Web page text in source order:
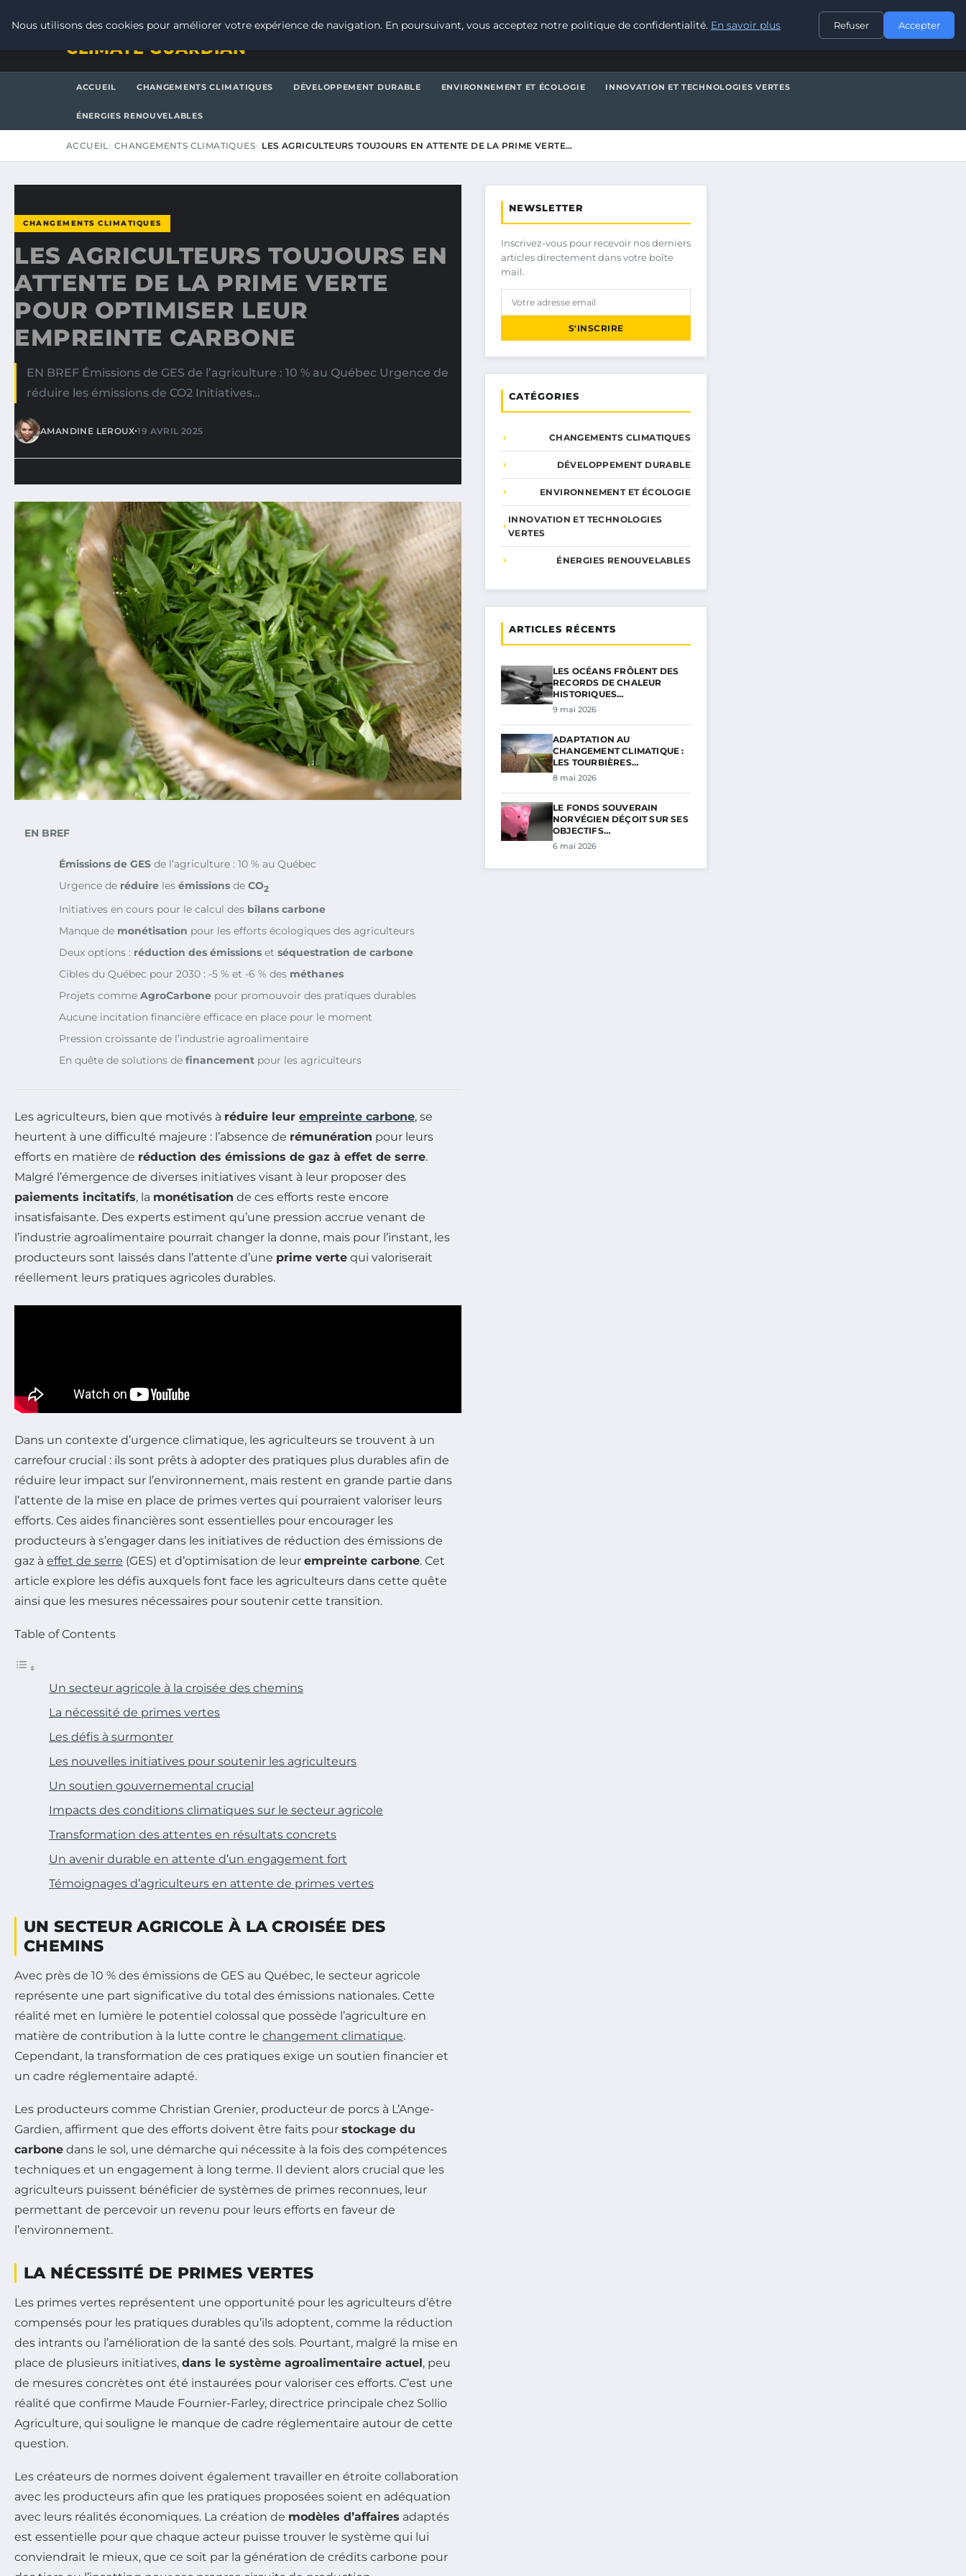
CONTACT
CLIMATE GUARDIAN
ACCUEIL CHANGEMENTS CLIMATIQUES DÉVELOPPEMENT DURABLE ENVIRONNEMENT ET ÉCOLOGIE INNOVATION ET TECHNOLOGIES VERTES
ÉNERGIES RENOUVELABLES
ACCUEIL CHANGEMENTS CLIMATIQUES LES AGRICULTEURS TOUJOURS EN ATTENTE DE LA PRIME VERTE…
CHANGEMENTS CLIMATIQUES
LES AGRICULTEURS TOUJOURS EN
ATTENTE DE LA PRIME VERTE
POUR OPTIMISER LEUR
EMPREINTE CARBONE
EN BREF Émissions de GES de l’agriculture : 10 % au Québec Urgence de
réduire les émissions de CO2 Initiatives…
AMANDINE LEROUX•19 AVRIL 2025
EN BREF
Émissions de GES de l’agriculture : 10 % au Québec
Urgence de réduire les émissions de CO2
Initiatives en cours pour le calcul des bilans carbone
Manque de monétisation pour les efforts écologiques des agriculteurs
Deux options : réduction des émissions et séquestration de carbone
Cibles du Québec pour 2030 : -5 % et -6 % des méthanes
Projets comme AgroCarbone pour promouvoir des pratiques durables
Aucune incitation financière efficace en place pour le moment
Pression croissante de l’industrie agroalimentaire
En quête de solutions de financement pour les agriculteurs
Les agriculteurs, bien que motivés à réduire leur empreinte carbone, se
heurtent à une difficulté majeure : l’absence de rémunération pour leurs
efforts en matière de réduction des émissions de gaz à effet de serre.
Malgré l’émergence de diverses initiatives visant à leur proposer des
paiements incitatifs, la monétisation de ces efforts reste encore
insatisfaisante. Des experts estiment qu’une pression accrue venant de
l’industrie agroalimentaire pourrait changer la donne, mais pour l’instant, les
producteurs sont laissés dans l’attente d’une prime verte qui valoriserait
réellement leurs pratiques agricoles durables.
Dans un contexte d’urgence climatique, les agriculteurs se trouvent à un
carrefour crucial : ils sont prêts à adopter des pratiques plus durables afin de
réduire leur impact sur l’environnement, mais restent en grande partie dans
l’attente de la mise en place de primes vertes qui pourraient valoriser leurs
efforts. Ces aides financières sont essentielles pour encourager les
producteurs à s’engager dans les initiatives de réduction des émissions de
gaz à effet de serre (GES) et d’optimisation de leur empreinte carbone. Cet
article explore les défis auxquels font face les agriculteurs dans cette quête
ainsi que les mesures nécessaires pour soutenir cette transition.
Table of Contents
Un secteur agricole à la croisée des chemins
La nécessité de primes vertes
Les défis à surmonter
Les nouvelles initiatives pour soutenir les agriculteurs
Un soutien gouvernemental crucial
Impacts des conditions climatiques sur le secteur agricole
Transformation des attentes en résultats concrets
Un avenir durable en attente d’un engagement fort
Témoignages d’agriculteurs en attente de primes vertes
UN SECTEUR AGRICOLE À LA CROISÉE DES
CHEMINS
Avec près de 10 % des émissions de GES au Québec, le secteur agricole
représente une part significative du total des émissions nationales. Cette
réalité met en lumière le potentiel colossal que possède l’agriculture en
matière de contribution à la lutte contre le changement climatique.
Cependant, la transformation de ces pratiques exige un soutien financier et
un cadre réglementaire adapté.
Les producteurs comme Christian Grenier, producteur de porcs à L’Ange-
Gardien, affirment que des efforts doivent être faits pour stockage du
carbone dans le sol, une démarche qui nécessite à la fois des compétences
techniques et un engagement à long terme. Il devient alors crucial que les
agriculteurs puissent bénéficier de systèmes de primes reconnues, leur
permettant de percevoir un revenu pour leurs efforts en faveur de
l’environnement.
LA NÉCESSITÉ DE PRIMES VERTES
Les primes vertes représentent une opportunité pour les agriculteurs d’être
compensés pour les pratiques durables qu’ils adoptent, comme la réduction
des intrants ou l’amélioration de la santé des sols. Pourtant, malgré la mise en
place de plusieurs initiatives, dans le système agroalimentaire actuel , peu
de mesures concrètes ont été instaurées pour valoriser ces efforts. C’est une
réalité que confirme Maude Fournier-Farley, directrice principale chez Sollio
Agriculture, qui souligne le manque de cadre réglementaire autour de cette
question.
Les créateurs de normes doivent également travailler en étroite collaboration
avec les producteurs afin que les pratiques proposées soient en adéquation
avec leurs réalités économiques. La création de modèles d’affaires adaptés
est essentielle pour que chaque acteur puisse trouver le système qui lui
conviendrait le mieux, que ce soit par la génération de crédits carbone pour
NEWSLETTER
Inscrivez-vous pour recevoir nos derniers
articles directement dans votre boîte
mail.
S'INSCRIRE
CATÉGORIES
CHANGEMENTS CLIMATIQUES
DÉVELOPPEMENT DURABLE
ENVIRONNEMENT ET ÉCOLOGIE
INNOVATION ET TECHNOLOGIES
VERTES
ÉNERGIES RENOUVELABLES
ARTICLES RÉCENTS
LES OCÉANS FRÔLENT DES
RECORDS DE CHALEUR
HISTORIQUES…
9 mai 2026
ADAPTATION AU
CHANGEMENT CLIMATIQUE :
LES TOURBIÈRES…
8 mai 2026
LE FONDS SOUVERAIN
NORVÉGIEN DÉÇOIT SUR SES
OBJECTIFS…
6 mai 2026
Nous utilisons des cookies pour améliorer votre expérience de navigation. En poursuivant, vous acceptez notre politique de confidentialité. En savoir plus Refuser Accepter